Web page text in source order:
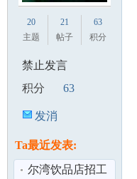
论
20
主题
21
帖子
63
积分
禁止发言
积分
63
发消
Ta最近发表:
尔湾饮品店招工